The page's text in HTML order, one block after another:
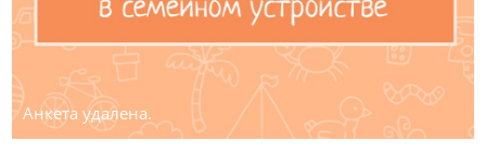
Анкета удалена.